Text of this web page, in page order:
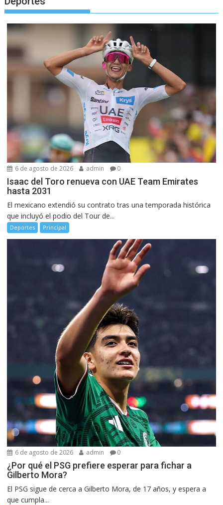
6 de agosto de 2026 admin 0
Isaac del Toro renueva con UAE Team Emirates
hasta 2031
El mexicano extendió su contrato tras una temporada histórica
que incluyó el podio del Tour de...
Deportes Principal
6 de agosto de 2026 admin 0
¿Por qué el PSG prefiere esperar para fichar a
Gilberto Mora?
El PSG sigue de cerca a Gilberto Mora, de 17 años, y espera a
que cumpla...